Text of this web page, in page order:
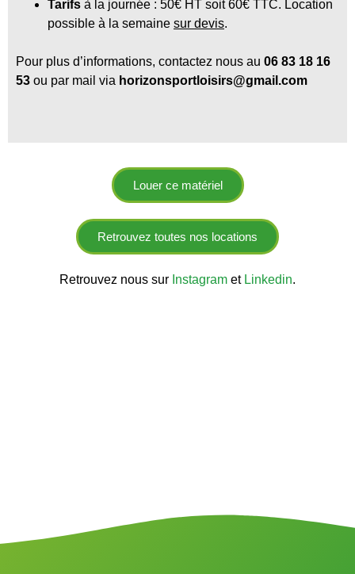
Tarifs à la journée : 50€ HT soit 60€ TTC. Location
possible à la semaine sur devis.
Pour plus d’informations, contactez nous au 06 83 18 16
53 ou par mail via horizonsportloisirs@gmail.com
Louer ce matériel
Retrouvez toutes nos locations
Retrouvez nous sur Instagram et Linkedin.